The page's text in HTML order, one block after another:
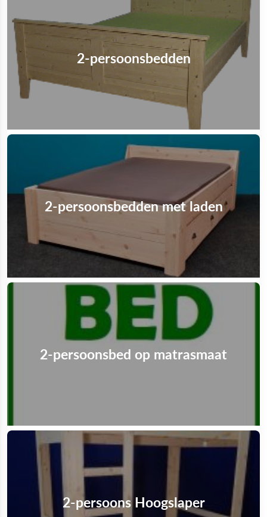
2-persoonsbedden
2-persoonsbedden met laden
2-persoonsbed op matrasmaat
2-persoons Hoogslaper